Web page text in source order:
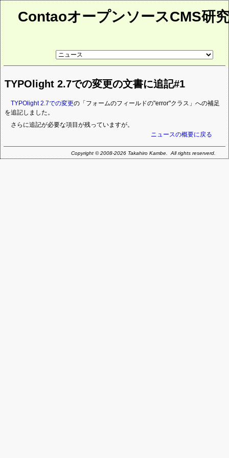
ContaoオープンソースCMS研
リ
ペ
ー
TYPOlight 2.7での変更の文書に追記#1
TYPOlight 2.7での変更の「フォームのフィールドの"error"クラス」への補足
を追記しました。
さらに追記が必要な項目が残っていますが。
ニュースの概要に戻る
Copyright © 2008-2026 Takahiro Kambe. All rights reserverd.